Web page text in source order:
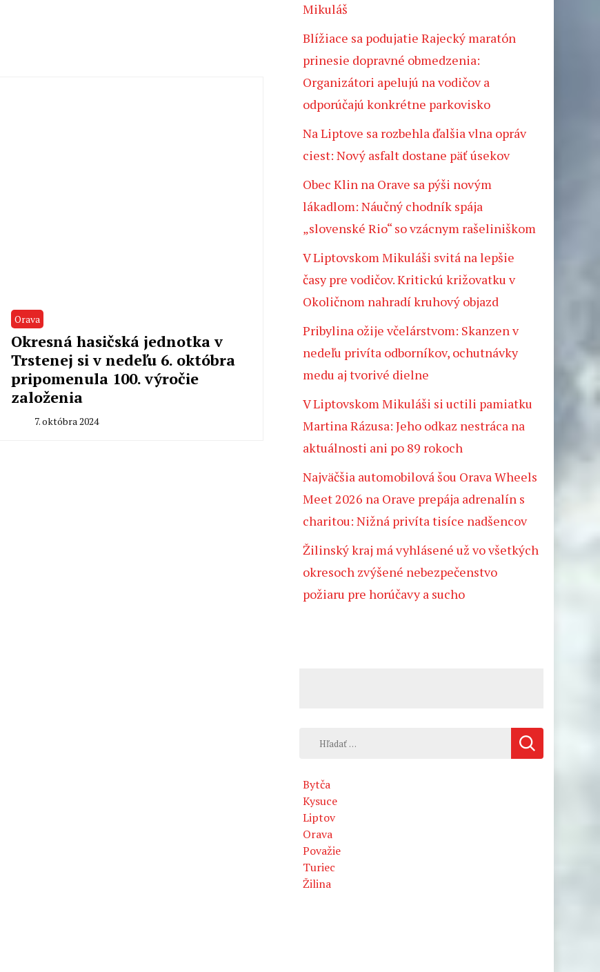
Orava
Okresná hasičská jednotka v
Trstenej si v nedeľu 6. októbra
pripomenula 100. výročie
založenia
7. októbra 2024
Mikuláš
Blížiace sa podujatie Rajecký maratón
prinesie dopravné obmedzenia:
Organizátori apelujú na vodičov a
odporúčajú konkrétne parkovisko
Na Liptove sa rozbehla ďalšia vlna opráv
ciest: Nový asfalt dostane päť úsekov
Obec Klin na Orave sa pýši novým
lákadlom: Náučný chodník spája
„slovenské Rio“ so vzácnym rašeliniškom
V Liptovskom Mikuláši svitá na lepšie
časy pre vodičov. Kritickú križovatku v
Okoličnom nahradí kruhový objazd
Pribylina ožije včelárstvom: Skanzen v
nedeľu privíta odborníkov, ochutnávky
medu aj tvorivé dielne
V Liptovskom Mikuláši si uctili pamiatku
Martina Rázusa: Jeho odkaz nestráca na
aktuálnosti ani po 89 rokoch
Najväčšia automobilová šou Orava Wheels
Meet 2026 na Orave prepája adrenalín s
charitou: Nižná privíta tisíce nadšencov
Žilinský kraj má vyhlásené už vo všetkých
okresoch zvýšené nebezpečenstvo
požiaru pre horúčavy a sucho
Hľadať:
Bytča
Kysuce
Liptov
Orava
Považie
Turiec
Žilina